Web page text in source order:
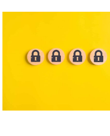
Comment protéger